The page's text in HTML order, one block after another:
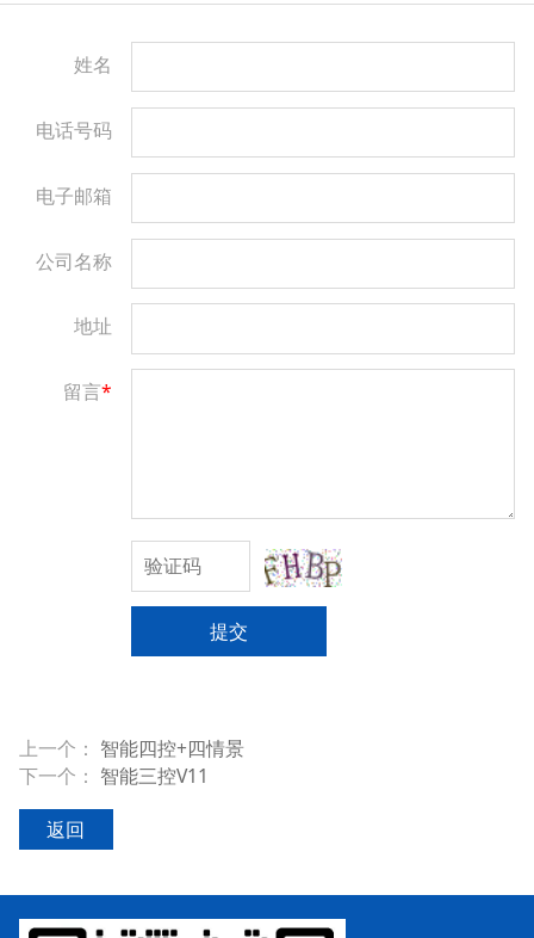
姓名
电话号码
电子邮箱
公司名称
地址
留言*
提交
上一个： 智能四控+四情景
下一个： 智能三控V11
返回